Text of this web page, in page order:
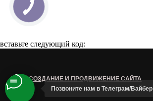
Позвоните нам в Teлеграм/Вайбер
вставьте следующий код:
© 4С - СОЗДАНИЕ И ПРОДВИЖЕНИЕ САЙТА